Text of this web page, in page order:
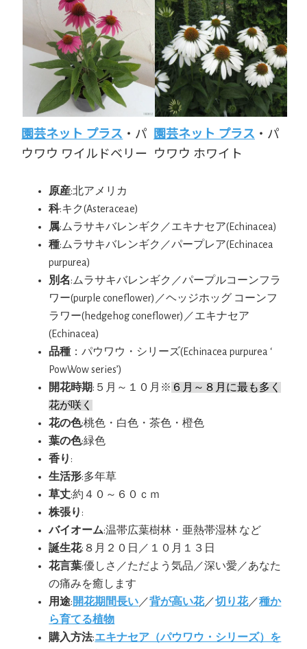
園芸ネット プラス ・パ
ウワウ ワイルドベリー
園芸ネット プラス ・パ
ウワウ ホワイト
原産:北アメリカ
科:キク(Asteraceae)
属:ムラサキバレンギク／エキナセア(Echinacea)
種:ムラサキバレンギク／パープレア(Echinacea
purpurea)
別名:ムラサキバレンギク／パープルコーンフラ
ワー(purple coneflower)／ヘッジホッグ コーンフ
ラワー(hedgehog coneflower)／エキナセア
(Echinacea)
品種 ：パウワウ・シリーズ(Echinacea purpurea ‘
PowWow series’)
開花時期:５月～１０月※ ６月～８月に最も多く
花が咲く
花の色:桃色・白色・茶色・橙色
葉の色:緑色
香り :
生活形:多年草
草丈:約４０～６０ｃｍ
株張り :
バイオーム:温帯広葉樹林・亜熱帯湿林 など
誕生花:８月２０日／１０月１３日
花言葉:優しさ／ただよう気品／深い愛／あなた
の痛みを癒します
用途:開花期間長い ／背が高い花／切り花／種か
ら育てる植物
購入方法:エキナセア（パウワウ・シリーズ）を